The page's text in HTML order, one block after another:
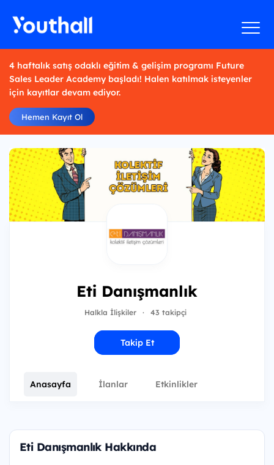
4 haftalık satış odaklı eğitim & gelişim programı Future
Sales Leader Academy başladı! Halen katılmak isteyenler
için kayıtlar devam ediyor.
Hemen Kayıt Ol
Eti Danışmanlık
Halkla İlişkiler · 43 takipçi
Takip Et
Anasayfa İlanlar Etkinlikler
Eti Danışmanlık Hakkında